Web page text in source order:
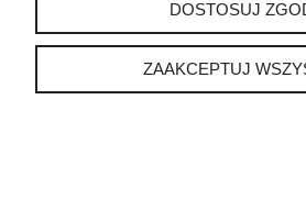
POKAŻ PEŁNĄ WERSJĘ
Sklep internetowy
DOSTOSUJ
ZAAKCEPTUJ